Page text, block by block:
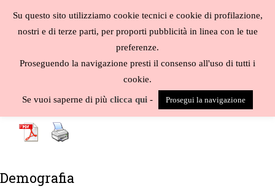
contenuto
- - -G -H -I K L-M-N-O-P-Q-R-S
- W -Y-Z-
Demografia
Su questo sito utilizziamo cookie tecnici e cookie di profilazione,
nostri e di terze parti, per proporti pubblicità in linea con le tue
preferenze.
Proseguendo la navigazione presti il consenso all'uso di tutti i
cookie.
Se vuoi saperne di più clicca qui - Prosegui la navigazione